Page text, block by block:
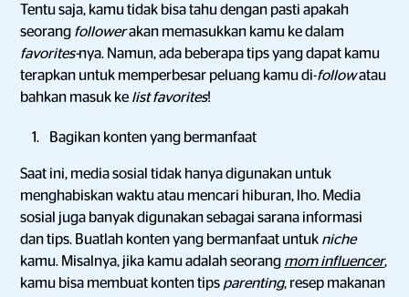
Tentu saja, kamu tidak bisa tahu dengan pasti apakah
seorang followerakan memasukkan kamu ke dalam
favorites-nya. Namun, ada beberapa tips yang dapat kamu
terapkan untuk memperbesar peluang kamu di-followatau
bahkan masuk ke list favorites!
Bagikan konten yang bermanfaat
Saat ini, media sosial tidak hanya digunakan untuk
menghabiskan waktu atau mencari hiburan, lho. Media
sosial juga banyak digunakan sebagai sarana informasi
dan tips. Buatlah konten yang bermanfaat untuk niche
kamu. Misalnya, jika kamu adalah seorang mom influencer,
kamu bisa membuat konten tips parenting, resep makanan